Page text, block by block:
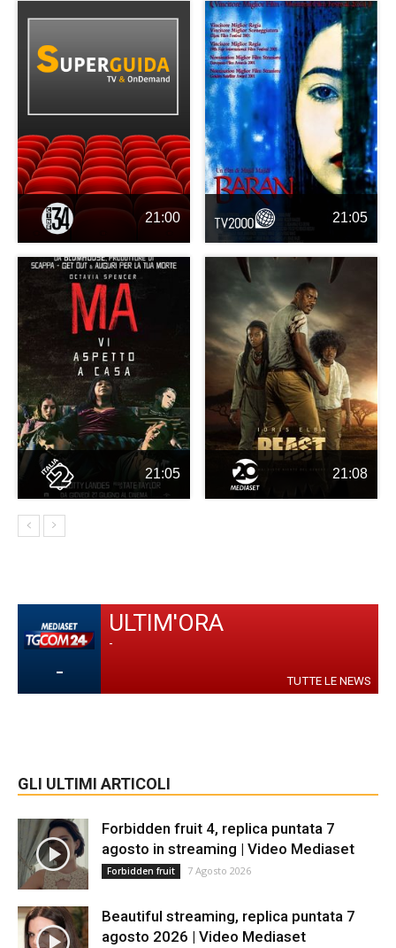
21:00 21:05
21:05 21:08
-
ULTIM'ORA
-
TUTTE LE NEWS
GLI ULTIMI ARTICOLI
Forbidden fruit 4, replica puntata 7
agosto in streaming | Video Mediaset
Forbidden fruit 7 Agosto 2026
Beautiful streaming, replica puntata 7
agosto 2026 | Video Mediaset